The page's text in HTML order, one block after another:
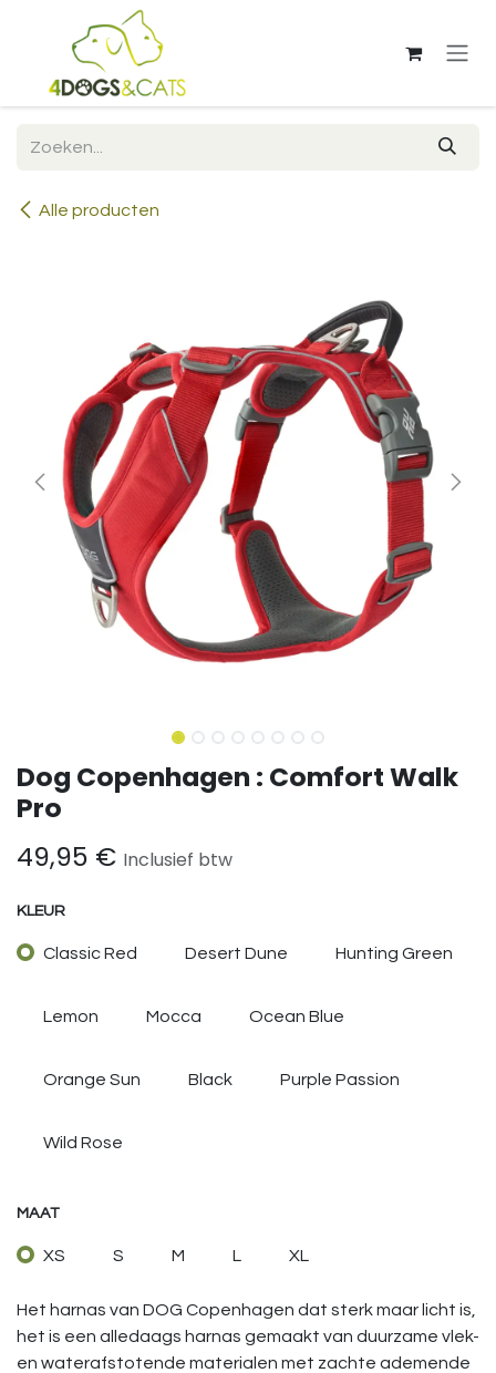
Overslaan naar inhoud
Alle producten
Dog Copenhagen : Comfort Walk
Pro
49,95 € Inclusief btw
KLEUR
Classic Red Desert Dune Hunting Green
Lemon Mocca Ocean Blue
Orange Sun Black Purple Passion
Wild Rose
MAAT
XS S M L XL
Het harnas van DOG Copenhagen dat sterk maar licht is,
het is een alledaags harnas gemaakt van duurzame vlek-
en waterafstotende materialen met zachte ademende